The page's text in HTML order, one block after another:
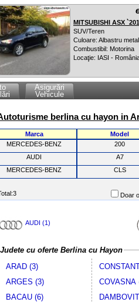
MITSUBISHI ASX
SUV/Teren
Culoare: Albastru
Combustibil: Motorina
Locaţie: IASI -
Asigurări
Vehicule
berlina cu hayon in
Marca
Model
MERCEDES-BENZ
200
AUDI
A7
MERCEDES-BENZ
CLS
Doar
AUDI (1)
Judete cu oferte Berlina cu Hayon
ARAD (3)
ARGES (3)
BACAU (6)
COVASNA